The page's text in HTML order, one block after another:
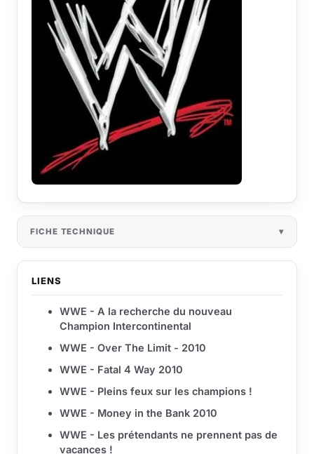
FICHE TECHNIQUE
LIENS
WWE - A la recherche du nouveau
Champion Intercontinental
WWE - Over The Limit - 2010
WWE - Fatal 4 Way 2010
WWE - Pleins feux sur les champions !
WWE - Money in the Bank 2010
WWE - Les prétendants ne prennent pas de
vacances !